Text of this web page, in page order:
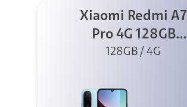
Xiaomi Redmi A7
Pro 4G 128GB
Azul + Cargador
128GB / 4G